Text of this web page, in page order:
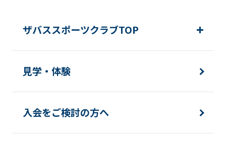
ザバススポーツクラブTOP
見学・体験
入会をご検討の方へ